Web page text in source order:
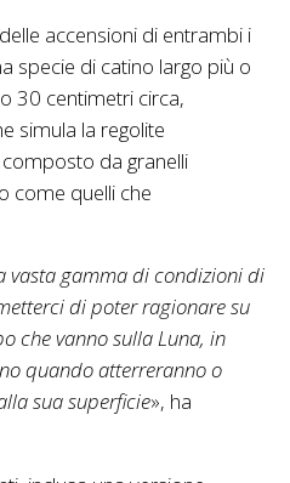
accensioni di entrambi i
specie di catino largo più o
30 centimetri circa,
simula la regolite
composto da granelli
come quelli che
vasta gamma di condizioni di
di poter ragionare su
che vanno sulla Luna, in
quando atterreranno o
sua superficie», ha